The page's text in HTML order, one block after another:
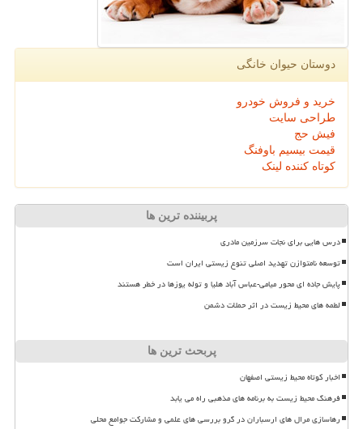
دوستان حیوان خانگی
خرید و فروش خودرو
طراحی سایت
فیش حج
قیمت بیسیم باوفنگ
کوتاه کننده لینک
پربیننده ترین ها
درس هایی برای نجات سرزمین مادری
توسعه نامتوازن تهدید اصلی تنوع زیستی ایران است
پایش جاده ای محور میامی-عباس آباد هلیا و توله یوزها در خطر هستند
لطمه های محیط زیست در اثر حملات دشمن
پربحث ترین ها
اخبار کوتاه محیط زیستی اصفهان
فرهنگ محیط زیست به برنامه های مذهبی راه می یابد
رهاسازی مرال های ارسباران در گرو بررسی های علمی و مشارکت جوامع محلی